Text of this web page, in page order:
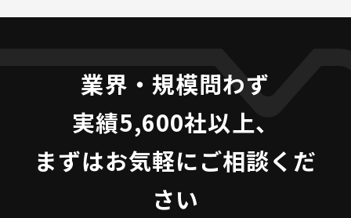
業界・規模問わず
実績5,600社以上、
まずはお気軽にご相談くだ
さい